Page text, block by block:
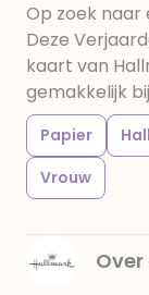
Op zoek naar
Deze
kaart van
gemakkelijk
Papier
Vrouw